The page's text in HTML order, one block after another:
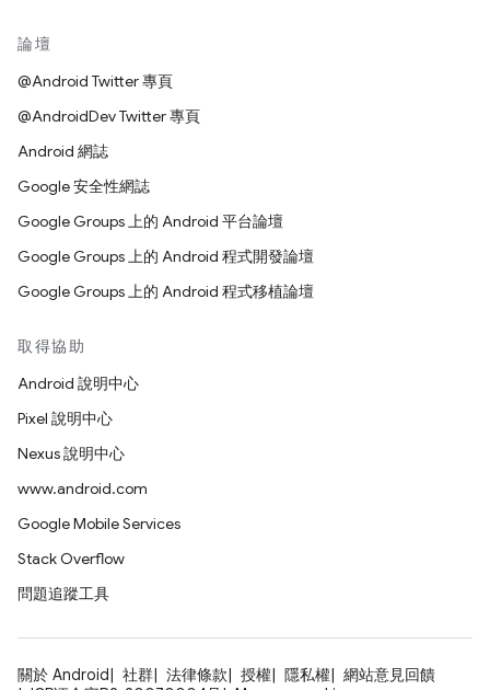
論壇
@Android Twitter 專頁
@AndroidDev Twitter 專頁
Android 網誌
Google 安全性網誌
Google Groups 上的 Android 平台論壇
Google Groups 上的 Android 程式開發論壇
Google Groups 上的 Android 程式移植論壇
取得協助
Android 說明中心
Pixel 說明中心
Nexus 說明中心
www.android.com
Google Mobile Services
Stack Overflow
問題追蹤工具
關於 Android 社群 法律條款 授權 隱私權
網站意見回饋